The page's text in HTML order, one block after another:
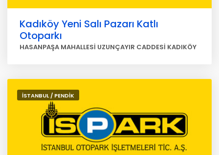
Kadıköy Yeni Salı Pazarı Katlı
Otoparkı
HASANPAŞA MAHALLESİ UZUNÇAYIR CADDESİ KADIKÖY
İSTANBUL / PENDİK